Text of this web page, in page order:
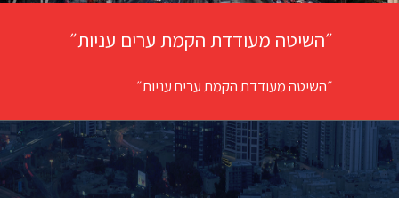
״השיטה מעודדת הקמת ערים עניות״
״השיטה מעודדת הקמת ערים עניות״